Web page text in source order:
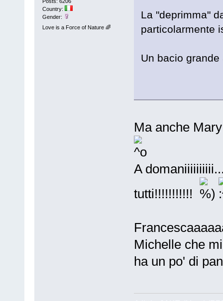
Country:
Gender:
Love is a Force of Nature 🌈
La "deprimma"
particolarmente
Un bacio
Ma anche
A
tutti!!!!!!!!!!!
Michelle che
ha un po' di